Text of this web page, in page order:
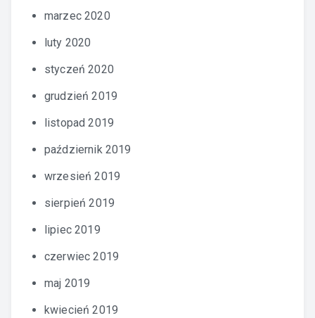
marzec 2020
luty 2020
styczeń 2020
grudzień 2019
listopad 2019
październik 2019
wrzesień 2019
sierpień 2019
lipiec 2019
czerwiec 2019
maj 2019
kwiecień 2019